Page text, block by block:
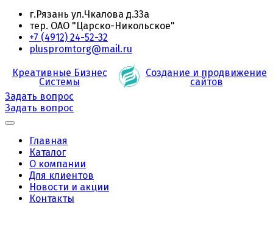
г.Рязань ул.Чкалова д.33а
тер. ОАО "Царско-Никольское"
+7 (4912) 24-52-32
pluspromtorg@mail.ru
Креативные Бизнес
Системы
Создание и продвижение
сайтов
Задать вопрос
Задать вопрос
Главная
Каталог
О компании
Для клиентов
Новости и акции
Контакты